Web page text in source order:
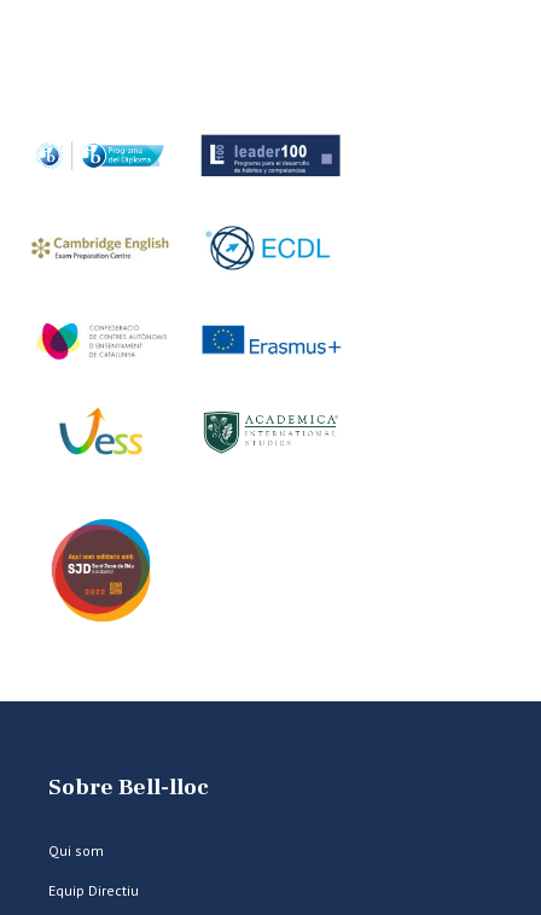
Sobre Bell-lloc
Qui som
Equip Directiu